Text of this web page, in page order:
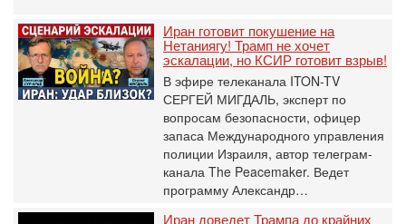
Иран готовит покушение на
Нетаниягу! Трамп не хочет
эскалации, но КСИР готовит взрыв!
В эфире телеканала ITON-TV
СЕРГЕЙ МИГДАЛЬ, эксперт по
вопросам безопасности, офицер
запаса Международного управления
полиции Израиля, автор телеграм-
канала The Peacemaker. Ведет
программу Александр…
Иран доведет Трампа до крайних